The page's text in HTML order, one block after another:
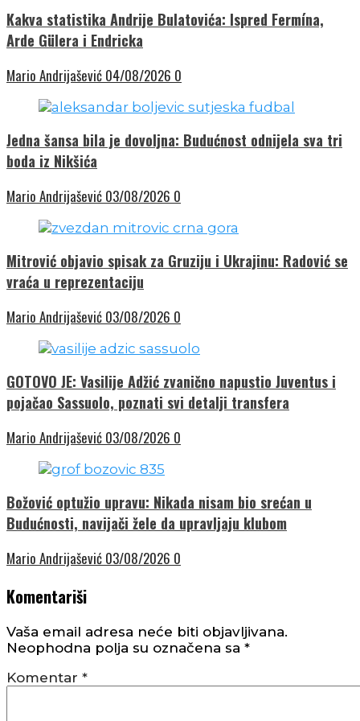
Kakva statistika Andrije Bulatovića: Ispred Fermína,
Arde Gülera i Endricka
Mario Andrijašević 04/08/2026 0
Jedna šansa bila je dovoljna: Budućnost odnijela sva tri
boda iz Nikšića
Mario Andrijašević 03/08/2026 0
Mitrović objavio spisak za Gruziju i Ukrajinu: Radović se
vraća u reprezentaciju
Mario Andrijašević 03/08/2026 0
GOTOVO JE: Vasilije Adžić zvanično napustio Juventus i
pojačao Sassuolo, poznati svi detalji transfera
Mario Andrijašević 03/08/2026 0
Božović optužio upravu: Nikada nisam bio srećan u
Budućnosti, navijači žele da upravljaju klubom
Mario Andrijašević 03/08/2026 0
Komentariši
Vaša email adresa neće biti objavljivana.
Neophodna polja su označena sa *
Komentar *